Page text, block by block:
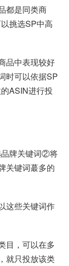
都是同类商
挑选SP中高
品中表现较好
时可以依据SP
ASIN进行投
牌关键词②将
关键词蕞多的
这些关键词作
目，可以在多
就只投放该类